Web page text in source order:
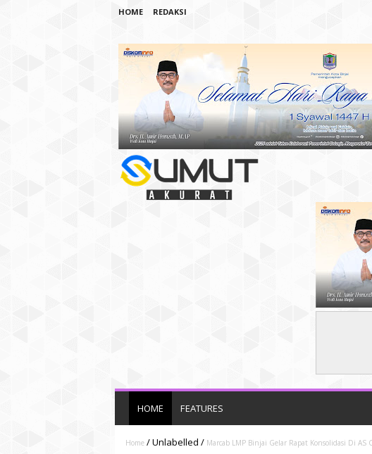
HOME REDAKSI
HOME FEATURES
Home /Unlabelled / Marcab LMP Binjai Gelar Rapat Konsolidasi Di AS